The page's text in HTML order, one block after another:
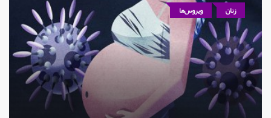
زنان ویروس‌ها